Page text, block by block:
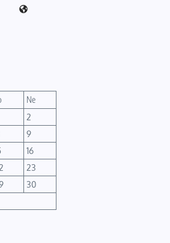
Ne
2
9
16
23
30